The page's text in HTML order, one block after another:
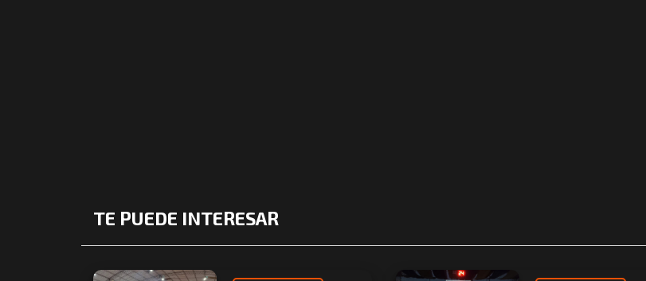
TE PUEDE INTERESAR